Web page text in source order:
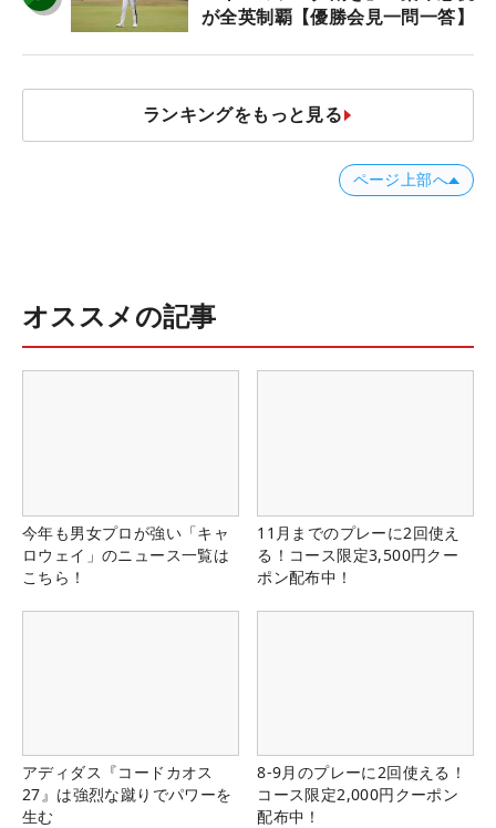
が全英制覇【優勝会見一問一答】
ランキングをもっと見る
ページ上部へ
オススメの記事
今年も男女プロが強い「キャ
ロウェイ」のニュース一覧は
こちら！
11月までのプレーに2回使え
る！コース限定3,500円クー
ポン配布中！
アディダス『コードカオス
27』は強烈な蹴りでパワーを
生む
8-9月のプレーに2回使える！
コース限定2,000円クーポン
配布中！